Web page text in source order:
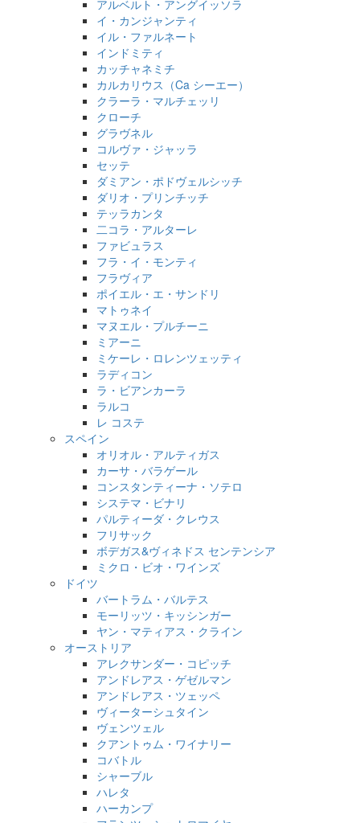
アルベルト・アングイッソラ
イ・カンジャンティ
イル・ファルネート
インドミティ
カッチャネミチ
カルカリウス（Ca シーエー）
クラーラ・マルチェッリ
クローチ
グラヴネル
コルヴァ・ジャッラ
セッテ
ダミアン・ポドヴェルシッチ
ダリオ・プリンチッチ
テッラカンタ
二コラ・アルターレ
ファビュラス
フラ・イ・モンティ
フラヴィア
ポイエル・エ・サンドリ
マトゥネイ
マヌエル・プルチーニ
ミアーニ
ミケーレ・ロレンツェッティ
ラディコン
ラ・ビアンカーラ
ラルコ
レ コステ
スペイン
オリオル・アルティガス
カーサ・バラゲール
コンスタンティーナ・ソテロ
システマ・ビナリ
パルティーダ・クレウス
フリサック
ボデガス&ヴィネドス センテンシア
ミクロ・ビオ・ワインズ
ドイツ
バートラム・バルテス
モーリッツ・キッシンガー
ヤン・マティアス・クライン
オーストリア
アレクサンダー・コピッチ
アンドレアス・ゲゼルマン
アンドレアス・ツェッペ
ヴィーターシュタイン
ヴェンツェル
クアントゥム・ワイナリー
コバトル
シャーブル
ハレタ
ハーカンプ